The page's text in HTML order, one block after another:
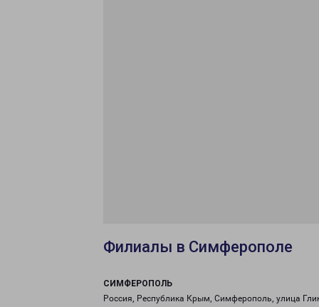
Филиалы в Симферополе
СИМФЕРОПОЛЬ
Россия, Республика Крым, Симферополь, улица